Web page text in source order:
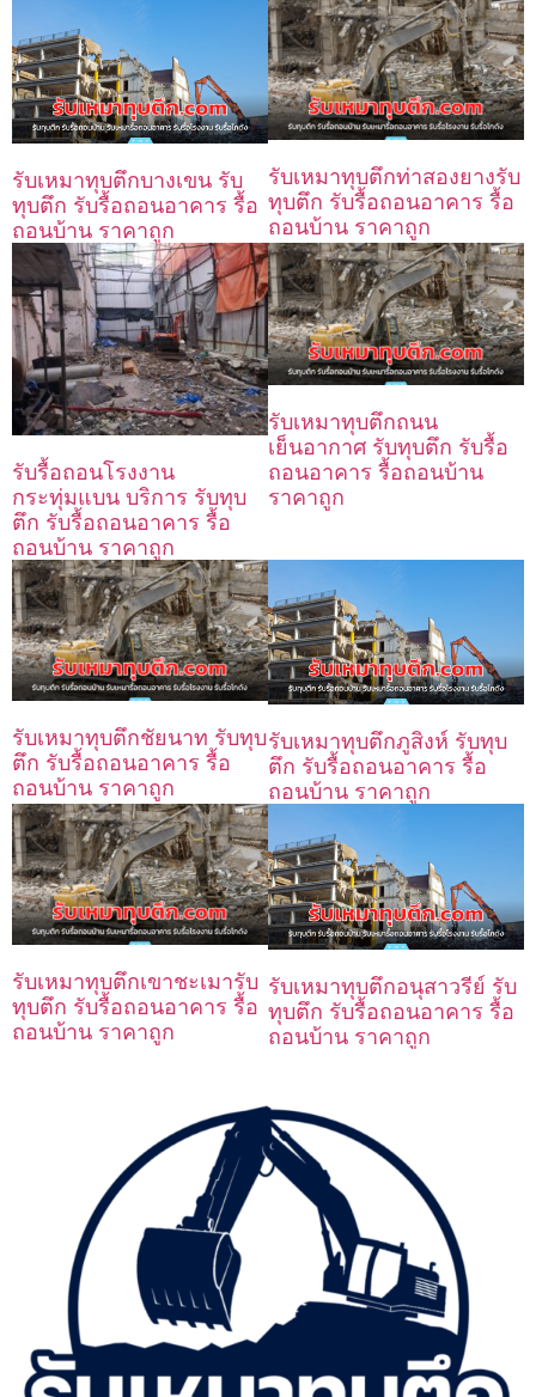
รับเหมาทุบตึกบางเขน รับ
ทุบตึก รับรื้อถอนอาคาร รื้อ
ถอนบ้าน ราคาถูก
รับเหมาทุบตึกท่าสองยางรับ
ทุบตึก รับรื้อถอนอาคาร รื้อ
ถอนบ้าน ราคาถูก
รับรื้อถอนโรงงาน
กระทุ่มแบน บริการ รับทุบ
ตึก รับรื้อถอนอาคาร รื้อ
ถอนบ้าน ราคาถูก
รับเหมาทุบตึกถนน
เย็นอากาศ รับทุบตึก รับรื้อ
ถอนอาคาร รื้อถอนบ้าน
ราคาถูก
รับเหมาทุบตึกชัยนาท รับทุบ
ตึก รับรื้อถอนอาคาร รื้อ
ถอนบ้าน ราคาถูก
รับเหมาทุบตึกภูสิงห์ รับทุบ
ตึก รับรื้อถอนอาคาร รื้อ
ถอนบ้าน ราคาถูก
รับเหมาทุบตึกเขาชะเมารับ
ทุบตึก รับรื้อถอนอาคาร รื้อ
ถอนบ้าน ราคาถูก
รับเหมาทุบตึกอนุสาวรีย์ รับ
ทุบตึก รับรื้อถอนอาคาร รื้อ
ถอนบ้าน ราคาถูก